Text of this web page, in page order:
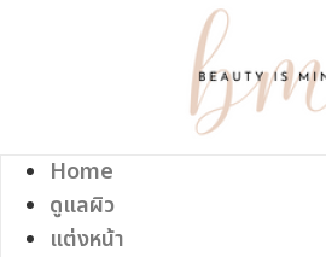
Home
ดูแลผิว
แต่งหน้า